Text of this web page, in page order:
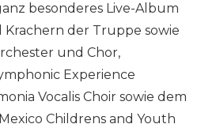
besonderes Live-Album
Krachern der Truppe sowie
und Chor,
Experience
Vocalis Choir sowie dem
Childrens and Youth